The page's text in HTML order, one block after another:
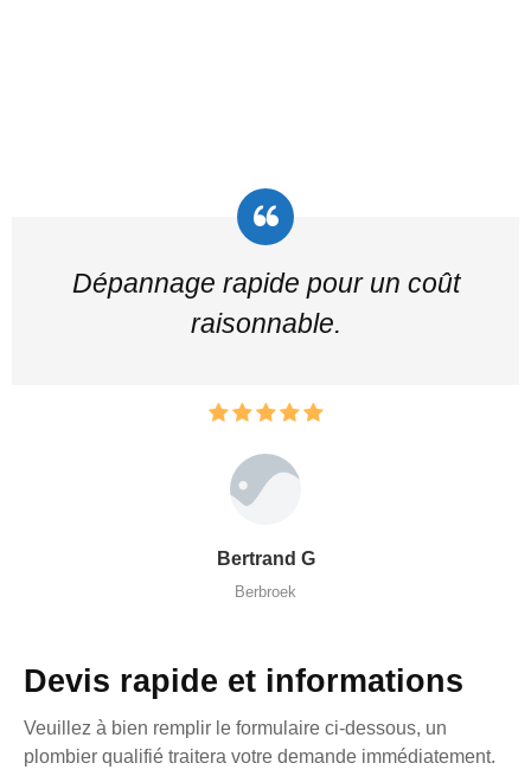
Dépannage rapide pour un coût
raisonnable.
Bertrand G
Berbroek
Devis rapide et informations
Veuillez à bien remplir le formulaire ci-dessous, un
plombier qualifié traitera votre demande immédiatement.